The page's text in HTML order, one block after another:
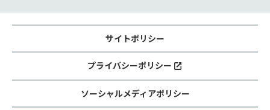
サイトポリシー
プライバシーポリシー
ソーシャルメディアポリシー